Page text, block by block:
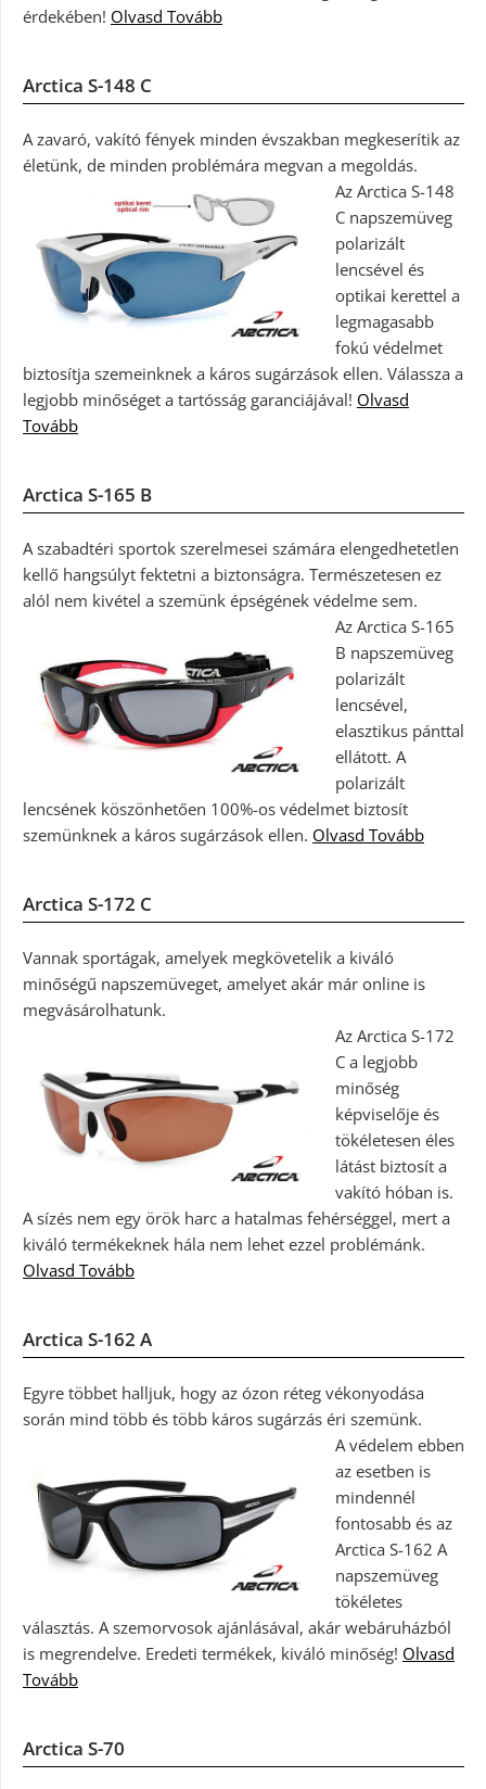
érdekében! Olvasd Tovább
Arctica S-148 C
A zavaró, vakító fények minden évszakban megkeserítik az
életünk, de minden problémára megvan a megoldás.
Az Arctica S-148
C napszemüveg
polarizált
lencsével és
optikai kerettel a
legmagasabb
fokú védelmet
biztosítja szemeinknek a káros sugárzások ellen. Válassza a
legjobb minőséget a tartósság garanciájával! Olvasd
Tovább
Arctica S-165 B
A szabadtéri sportok szerelmesei számára elengedhetetlen
kellő hangsúlyt fektetni a biztonságra. Természetesen ez
alól nem kivétel a szemünk épségének védelme sem.
Az Arctica S-165
B napszemüveg
polarizált
lencsével,
elasztikus pánttal
ellátott. A
polarizált
lencsének köszönhetően 100%-os védelmet biztosít
szemünknek a káros sugárzások ellen. Olvasd Tovább
Arctica S-172 C
Vannak sportágak, amelyek megkövetelik a kiváló
minőségű napszemüveget, amelyet akár már online is
megvásárolhatunk.
Az Arctica S-172
C a legjobb
minőség
képviselője és
tökéletesen éles
látást biztosít a
vakító hóban is.
A sízés nem egy örök harc a hatalmas fehérséggel, mert a
kiváló termékeknek hála nem lehet ezzel problémánk.
Olvasd Tovább
Arctica S-162 A
Egyre többet halljuk, hogy az ózon réteg vékonyodása
során mind több és több káros sugárzás éri szemünk.
A védelem ebben
az esetben is
mindennél
fontosabb és az
Arctica S-162 A
napszemüveg
tökéletes
választás. A szemorvosok ajánlásával, akár webáruházból
is megrendelve. Eredeti termékek, kiváló minőség! Olvasd
Tovább
Arctica S-70